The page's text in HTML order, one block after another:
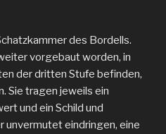
des Bordells.
vorgebaut worden, in
der dritten Stufe befinden,
Sie tragen jeweils ein
und ein Schild und
unvermutet eindringen, eine